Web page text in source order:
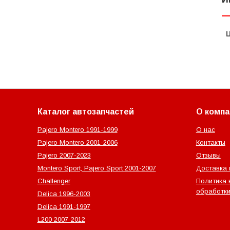
Каталог автозапчастей
Pajero Montero 1991-1999
Pajero Montero 2001-2006
Pajero 2007-2023
Montero Sport, Pajero Sport 2001-2007
Challenger
Delica 1996-2003
Delica 1991-1997
L200 2007-2012
О
О нас
Контакты
Отзывы
Доставка
Политика